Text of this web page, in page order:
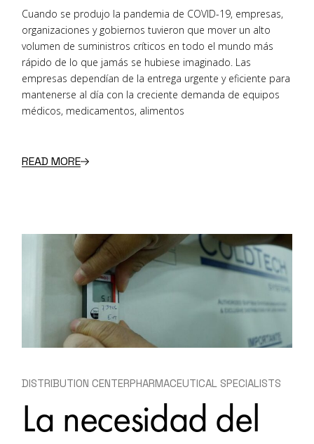
Cuando se produjo la pandemia de COVID-19, empresas,
organizaciones y gobiernos tuvieron que mover un alto
volumen de suministros críticos en todo el mundo más
rápido de lo que jamás se hubiese imaginado. Las
empresas dependían de la entrega urgente y eficiente para
mantenerse al día con la creciente demanda de equipos
médicos, medicamentos, alimentos
READ MORE
DISTRIBUTION CENTERPHARMACEUTICAL SPECIALISTS
La necesidad del